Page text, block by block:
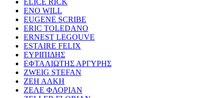
ELICE RICK
ENO WILL
EUGENE SCRIBE
ERIC TOLEDANO
ERNEST LEGOUVE
ESTAIRE FELIX
ΕΥΡΙΠΙΔΗΣ
ΕΦΤΑΛΙΩΤΗΣ ΑΡΓΥΡΗΣ
ZWEIG STEFAN
ΖΕΗ ΑΛΚΗ
ΖΕΛΕ ΦΛΟΡΙΑΝ